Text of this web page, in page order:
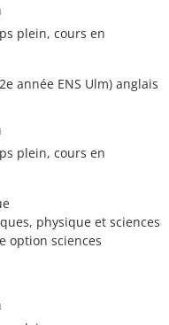
plein, cours en
année ENS Ulm) anglais
plein, cours en
physique et sciences
option sciences